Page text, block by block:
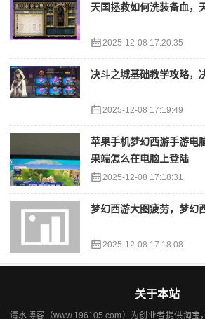
天国拯救如何洗装备血，
2025-12-08 17:20:35
决斗之城基础教学攻略，
2025-12-08 17:19:49
苹果手机梦幻西游手游电
果端怎么在电脑上登陆
2025-12-08 17:18:31
梦幻西游大图疲劳，梦幻
2025-12-08 17:18:08
关于本站
清水博客（www.196105.com）为创业者提供淘宝